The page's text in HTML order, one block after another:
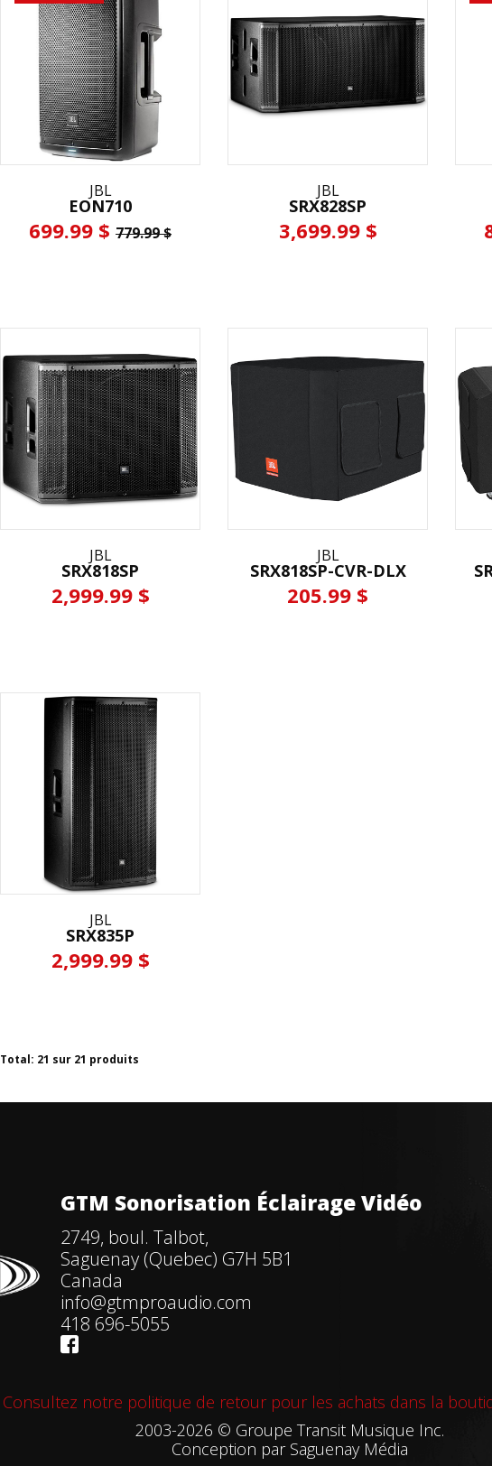
JBL
EON710
699.99 $ 779.99 $
JBL
SRX828SP
3,699.99 $
JBL
SRX818SP
2,999.99 $
JBL
SRX818SP-CVR-DLX
205.99 $
JBL
SRX835P
2,999.99 $
Total: 21 sur 21 produits
GTM Sonorisation Éclairage Vidéo
2749, boul. Talbot,
Saguenay (Quebec) G7H 5B1
Canada
info@gtmproaudio.com
418 696-5055
Consultez notre politique de retour pour les achats dans la
2003-2026 © Groupe Transit Musique Inc.
Conception par Saguenay Média